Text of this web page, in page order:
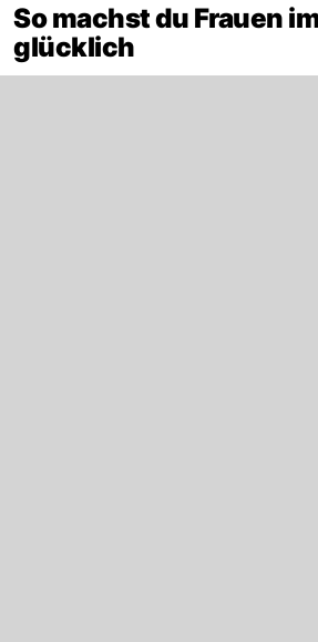
So machst du Frauen
glücklich